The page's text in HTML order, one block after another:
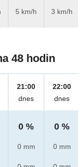
5 km/h
3 km/h
48 hodin
21:00
dnes
0 %
0 mm
22:00
dnes
0 %
0 mm